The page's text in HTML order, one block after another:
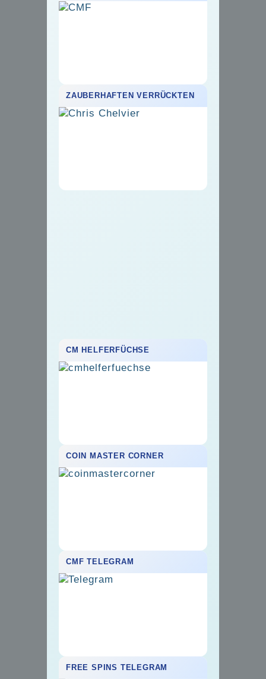
ZAUBERHAFTEN VERRÜCKTEN
CM HELFERFÜCHSE
COIN MASTER CORNER
CMF TELEGRAM
FREE SPINS TELEGRAM